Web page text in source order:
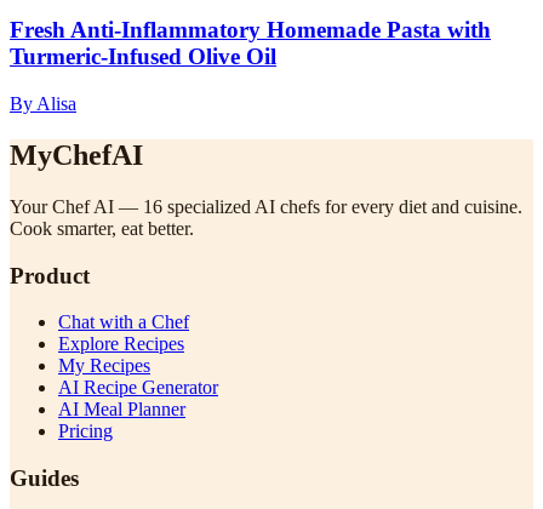
Fresh Anti-Inflammatory Homemade Pasta with
Turmeric-Infused Olive Oil
By Alisa
MyChefAI
Your Chef AI — 16 specialized AI chefs for every diet and cuisine.
Cook smarter, eat better.
Product
Chat with a Chef
Explore Recipes
My Recipes
AI Recipe Generator
AI Meal Planner
Pricing
Guides